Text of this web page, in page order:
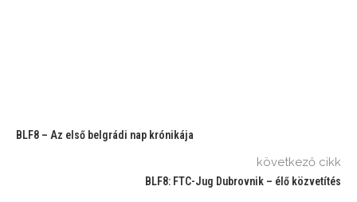
BLF8 – Az első belgrádi nap krónikája
következő cikk
BLF8: FTC-Jug Dubrovnik – élő közvetítés